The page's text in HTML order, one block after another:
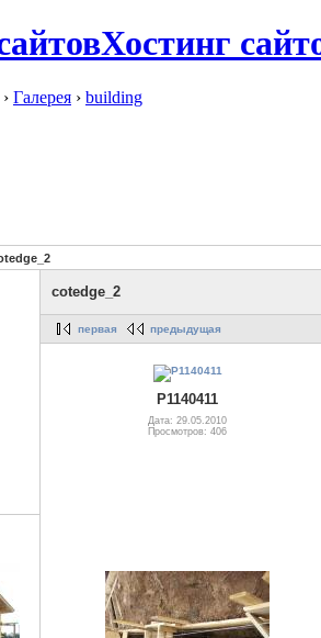
Хостинг
› Галерея › building
cotedge_2
первая предыдущая
P1140411
Дата: 29.05.2010
Просмотров: 406